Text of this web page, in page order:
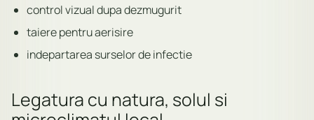
control vizual dupa dezmugurit
taiere pentru aerisire
indepartarea surselor de infectie
Legatura cu natura, solul si